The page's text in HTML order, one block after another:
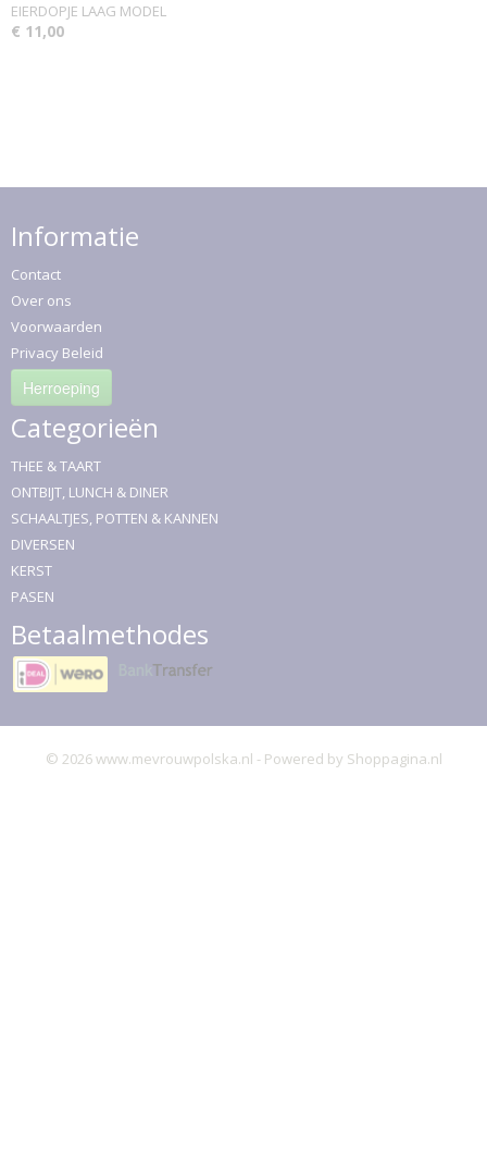
EIERDOPJE LAAG MODEL
€ 11,00
Informatie
Contact
Over ons
Voorwaarden
Privacy Beleid
Herroeping
Categorieën
THEE & TAART
ONTBIJT, LUNCH & DINER
SCHAALTJES, POTTEN & KANNEN
DIVERSEN
KERST
PASEN
Betaalmethodes
© 2026 www.mevrouwpolska.nl - Powered by Shoppagina.nl